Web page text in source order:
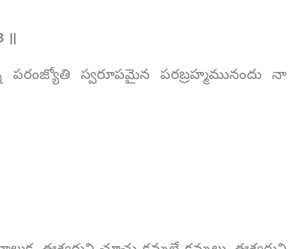
॥
పరంజ్యోతి స్వరూపమైన పరబ్రహ్మమునందు నా